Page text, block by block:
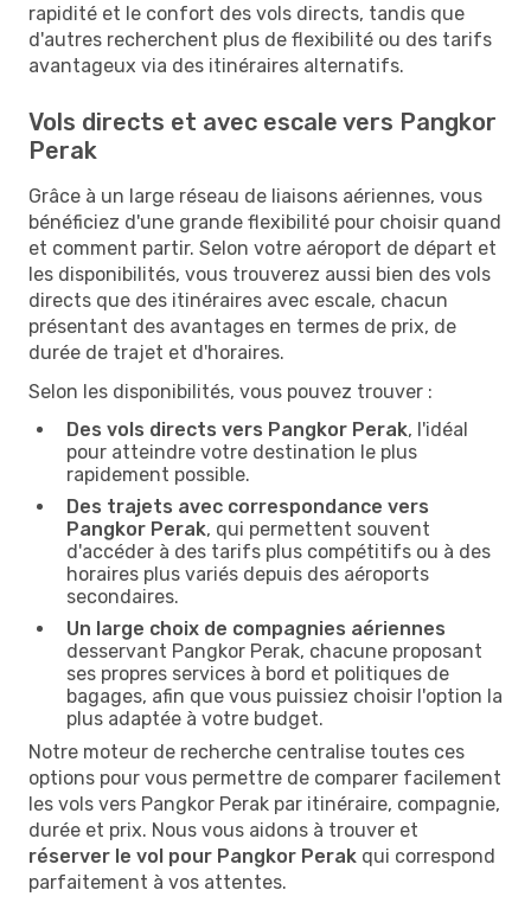
rapidité et le confort des vols directs, tandis que
d'autres recherchent plus de flexibilité ou des tarifs
avantageux via des itinéraires alternatifs.
Vols directs et avec escale vers Pangkor
Perak
Grâce à un large réseau de liaisons aériennes, vous
bénéficiez d'une grande flexibilité pour choisir quand
et comment partir. Selon votre aéroport de départ et
les disponibilités, vous trouverez aussi bien des vols
directs que des itinéraires avec escale, chacun
présentant des avantages en termes de prix, de
durée de trajet et d'horaires.
Selon les disponibilités, vous pouvez trouver :
Des vols directs vers Pangkor Perak, l'idéal
pour atteindre votre destination le plus
rapidement possible.
Des trajets avec correspondance vers
Pangkor Perak, qui permettent souvent
d'accéder à des tarifs plus compétitifs ou à des
horaires plus variés depuis des aéroports
secondaires.
Un large choix de compagnies aériennes
desservant Pangkor Perak, chacune proposant
ses propres services à bord et politiques de
bagages, afin que vous puissiez choisir l'option la
plus adaptée à votre budget.
Notre moteur de recherche centralise toutes ces
options pour vous permettre de comparer facilement
les vols vers Pangkor Perak par itinéraire, compagnie,
durée et prix. Nous vous aidons à trouver et
réserver le vol pour Pangkor Perak qui correspond
parfaitement à vos attentes.